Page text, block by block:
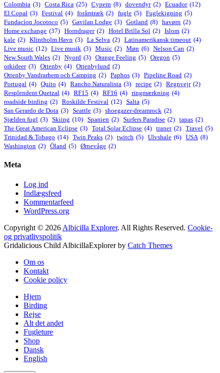
Colombia (3) Costa Rica (25) Cypern (8) dovendyr (2) Ecuador (12)
El Copal (3) Festival (4) forårstræk (2) fugle (5) Fuglekigning (5)
Fundacíon Jocotoco (5) Gavilan Lodge (3) Gotland (8) havørn (2)
Home exchange (37) Horndrager (2) Hotel Brilla Sol (2) Islom (2)
kale (2) Klintholm Havn (3) La Selva (2) Latinamerikansk timeout (4)
Live music (12) Live musik (3) Music (2) Møn (6) Nelson Can (2)
New South Wales (2) Nyord (3) Orange Feeling (5) Oregon (5)
orkideer (3) Ottenby (4) Ottenbylund (2)
Ottenby Vandrarhem och Camping (2) Paphos (3) Pipeline Road (2)
Portugal (4) Quito (4) Rancho Naturalista (3) recipe (2) Regnvejr (2)
Resplendent Quetzal (4) RF15 (4) RF16 (4) ringmærkning (4)
roadside birding (2) Roskilde Festival (12) Salta (5)
San Gerardo de Dota (3) Seattle (3) shoegazer-dreamrock (2)
Sjælden fugl (3) Skiing (10) Spanien (2) Surfers Paradise (2) tapas (2)
The Great American Eclipse (3) Total Solar Eclipse (4) traner (2) Travel (5)
Trinidad & Tobago (14) Twin Peaks (2) twitch (5) Ulvshale (6) USA (8)
Washington (2) Öland (5) Ørnevåge (2)
Meta
Log ind
Indlægsfeed
Kommentarfeed
WordPress.org
Copyright © 2026 Albicilla Explorer. All Rights Reserved. Cookie-
og privatlivspolitik
Gridalicious Child AlbicillaExplorer by Catch Themes
Om os
Kontakt
Cookie policy
Hjem
Birding
Rejse
Alt det andet
Fugleture
Shop
Dansk
English